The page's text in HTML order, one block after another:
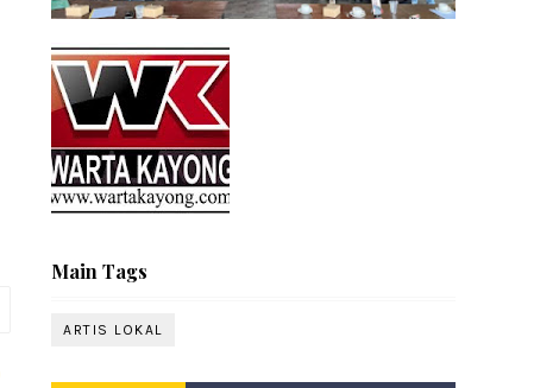
Main Tags
ARTIS LOKAL